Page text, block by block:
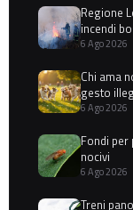
Regione
incendi
6 Ago 2026
Chi ama
gesto
6 Ago 2026
Fondi
nocivi
6 Ago 2026
Treni